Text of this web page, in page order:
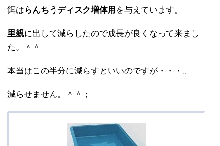
餌は らんちうディスク増体用 を与えています。
里親に出して減らしたので成長が良くなって来まし
た。＾＾
本当はこの半分に減らすといいのですが・・・。
減らせません。＾＾；